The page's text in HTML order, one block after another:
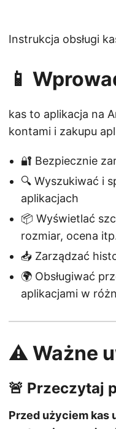
Instrukcja obsługi
📱
kas to aplikacja na
kontami i zakupu
🔐 Bezpiecznie
🔍 Wyszukiwać i
aplikacjach
📦 Wyświetlać
rozmiar, ocena
📥 Zarządzać
🌍 Obsługiwać
aplikacjami w
⚠️ Ważne
🚨 Przeczytaj
Przed użyciem kas